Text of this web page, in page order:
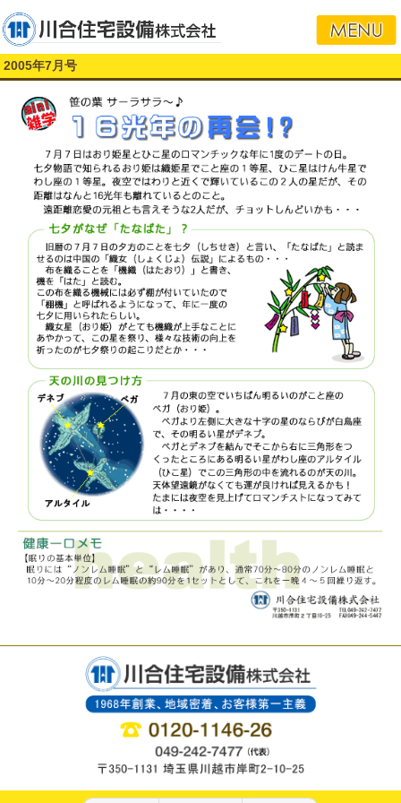
2005年7月号